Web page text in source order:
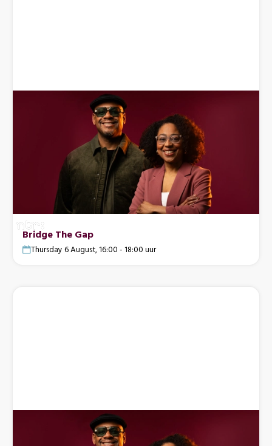
Bridge The Gap
Thursday 6 August, 16:00 - 18:00 uur